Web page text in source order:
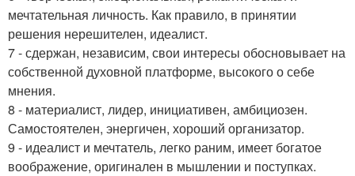
мечтательная личность. Как правило, в принятии
решения нерешителен, идеалист.
7 - сдержан, независим, свои интересы обосновывает на
собственной духовной платформе, высокого о себе
мнения.
8 - материалист, лидер, инициативен, амбициозен.
Самостоятелен, энергичен, хороший организатор.
9 - идеалист и мечтатель, легко раним, имеет богатое
воображение, оригинален в мышлении и поступках.